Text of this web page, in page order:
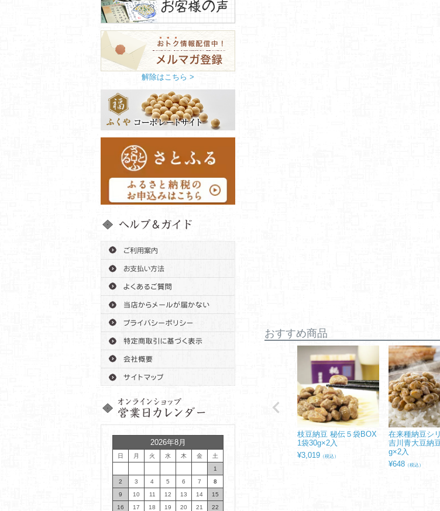
解除はこちら >
2026年8月
日 月 火 水 木 金
土
1
2
3 4 5 6 7
8
9
10 11 12 13 14
15
16
17 18 19 20 21
22
おすすめ商品
枝豆納豆 秘伝５袋BOX
1袋30g×2入
¥3,019 （税込）
在来種納豆シ
吉川青大豆納
g×2入
¥648 （税込）